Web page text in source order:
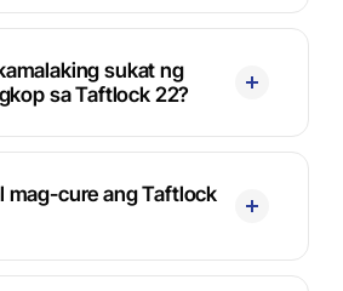
sukat ng
sa Taftlock 22?
mag-cure ang Taftlock